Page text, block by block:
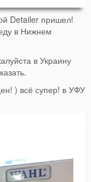
Detailer пришел!
в Нижнем
в Украину
) всё супер! в УФУ